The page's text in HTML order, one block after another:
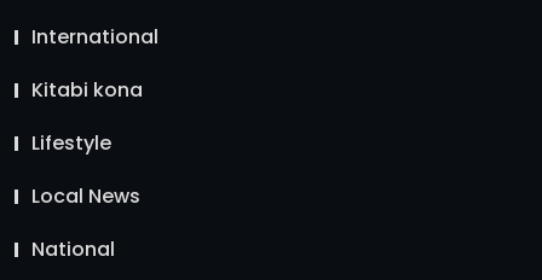
International
Kitabi kona
Lifestyle
Local News
National